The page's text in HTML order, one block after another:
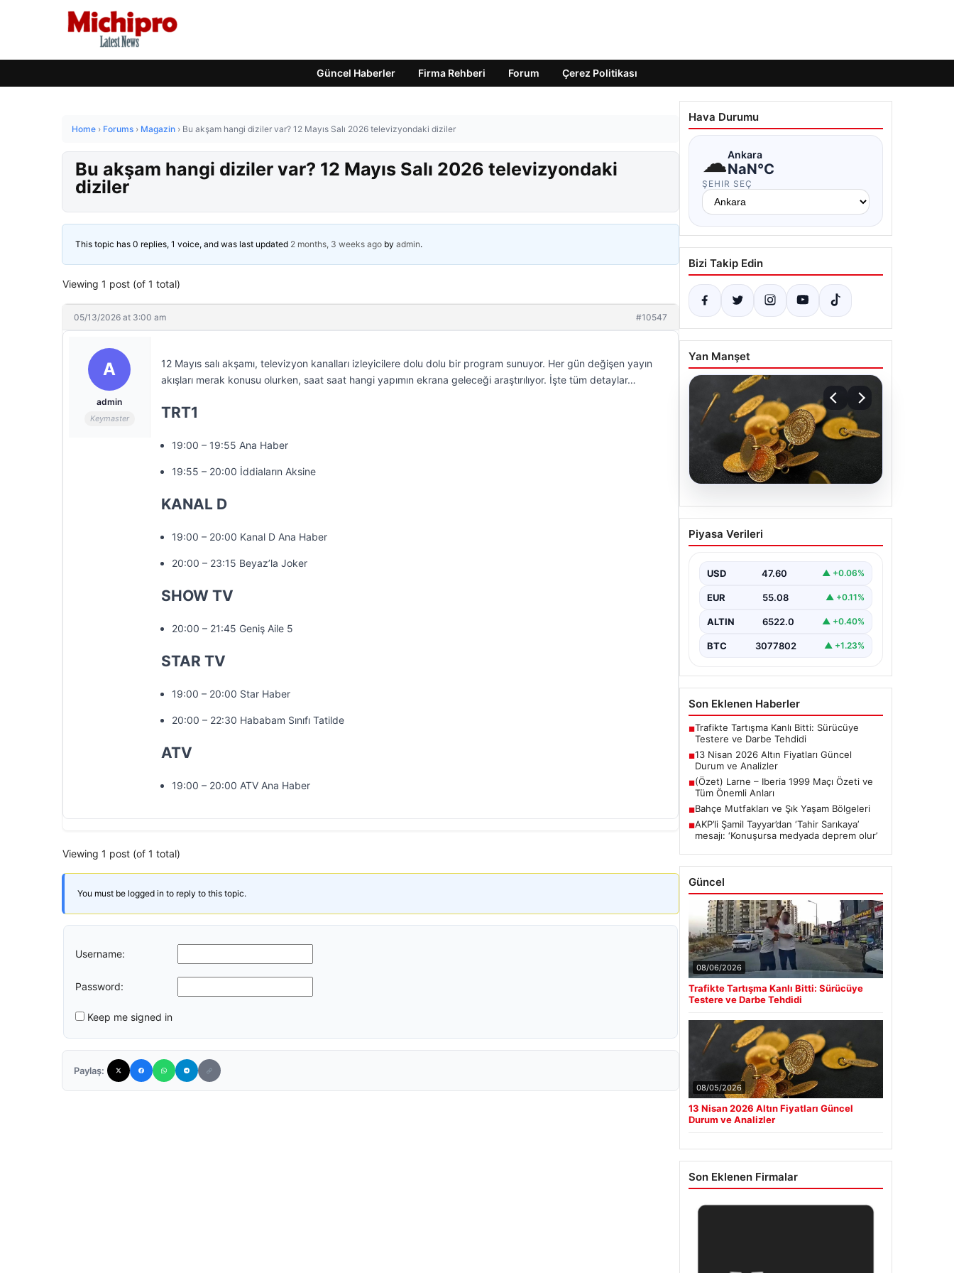
Güncel Haberler Firma Rehberi Forum Çerez Politikası
Home › Forums › Magazin › Bu akşam hangi diziler var? 12 Mayıs Salı 2026 televizyondaki diziler
Bu akşam hangi diziler var? 12 Mayıs Salı 2026 televizyondaki
diziler
This topic has 0 replies, 1 voice, and was last updated 2 months, 3 weeks ago by admin.
Viewing 1 post (of 1 total)
05/13/2026 at 3:00 am #10547
A
admin
Keymaster
12 Mayıs salı akşamı, televizyon kanalları izleyicilere dolu dolu bir program sunuyor. Her gün değişen yayın
akışları merak konusu olurken, saat saat hangi yapımın ekrana geleceği araştırılıyor. İşte tüm detaylar…
TRT1
19:00 – 19:55 Ana Haber
19:55 – 20:00 İddiaların Aksine
KANAL D
19:00 – 20:00 Kanal D Ana Haber
20:00 – 23:15 Beyaz’la Joker
SHOW TV
20:00 – 21:45 Geniş Aile 5
STAR TV
19:00 – 20:00 Star Haber
20:00 – 22:30 Hababam Sınıfı Tatilde
ATV
19:00 – 20:00 ATV Ana Haber
Viewing 1 post (of 1 total)
You must be logged in to reply to this topic.
Username:
Password:
Keep me signed in
Paylaş:
Hava Durumu
☁Ankara
NaN°C
ŞEHIR SEÇ
Bizi Takip Edin
Yan Manşet
13 Nisan 2026 Altın
Fiyatları Güncel Durum ve
Altın piyasasında hareketlilik, son
gelişmeler ve jeopolitical riskler
Piyasa Verileri
USD 47.60 ▲ +0.06%
EUR 55.08 ▲ +0.11%
ALTIN 6522.0 ▲ +0.40%
BTC 3077802 ▲ +1.23%
Son Eklenen Haberler
■Trafikte Tartışma Kanlı Bitti: Sürücüye
Testere ve Darbe Tehdidi
■13 Nisan 2026 Altın Fiyatları Güncel
Durum ve Analizler
■(Özet) Larne – Iberia 1999 Maçı Özeti ve
Tüm Önemli Anları
■Bahçe Mutfakları ve Şık Yaşam Bölgeleri
■AKP’li Şamil Tayyar’dan ‘Tahir Sarıkaya’
mesajı: ‘Konuşursa medyada deprem olur’
Güncel
08/06/2026
Trafikte Tartışma Kanlı Bitti: Sürücüye
Testere ve Darbe Tehdidi
08/05/2026
13 Nisan 2026 Altın Fiyatları Güncel
Durum ve Analizler
Son Eklenen Firmalar